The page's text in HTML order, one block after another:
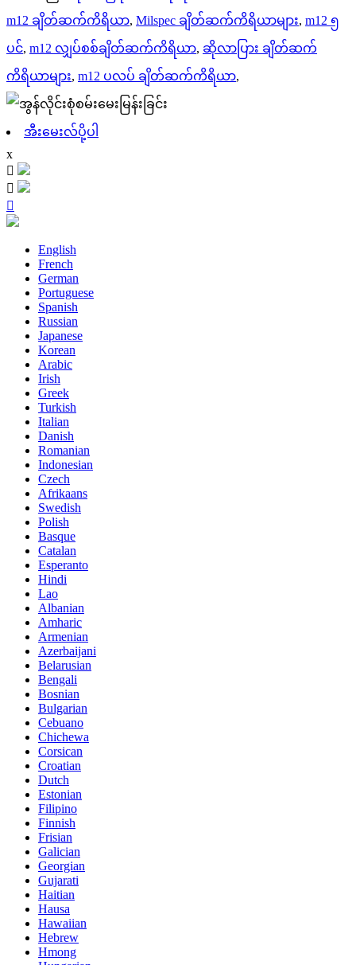
m12 ချိတ်ဆက်ကိရိယာ, Milspec ချိတ်ဆက်ကိရိယာများ, m12 ၅
ပင်, m12 လျှပ်စစ်ချိတ်ဆက်ကိရိယာ, ဆိုလာပြား ချိတ်ဆက်
ကိရိယာများ, m12 ပလပ် ချိတ်ဆက်ကိရိယာ,
အီးမေးလ်ပို့ပါ
x



English
French
German
Portuguese
Spanish
Russian
Japanese
Korean
Arabic
Irish
Greek
Turkish
Italian
Danish
Romanian
Indonesian
Czech
Afrikaans
Swedish
Polish
Basque
Catalan
Esperanto
Hindi
Lao
Albanian
Amharic
Armenian
Azerbaijani
Belarusian
Bengali
Bosnian
Bulgarian
Cebuano
Chichewa
Corsican
Croatian
Dutch
Estonian
Filipino
Finnish
Frisian
Galician
Georgian
Gujarati
Haitian
Hausa
Hawaiian
Hebrew
Hmong